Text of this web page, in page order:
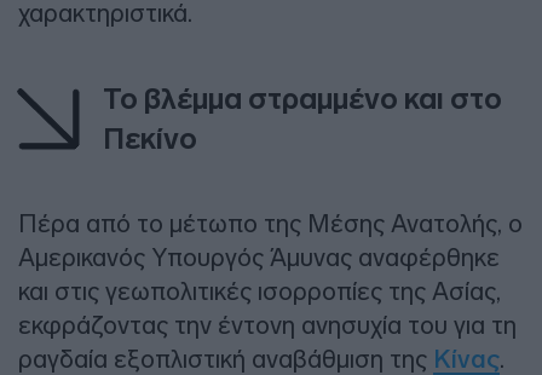
χαρακτηριστικά.
Το βλέμμα στραμμένο και στο
Πεκίνο
Πέρα από το μέτωπο της Μέσης Ανατολής, ο
Αμερικανός Υπουργός Άμυνας αναφέρθηκε
και στις γεωπολιτικές ισορροπίες της Ασίας,
εκφράζοντας την έντονη ανησυχία του για τη
ραγδαία εξοπλιστική αναβάθμιση της Κίνας.